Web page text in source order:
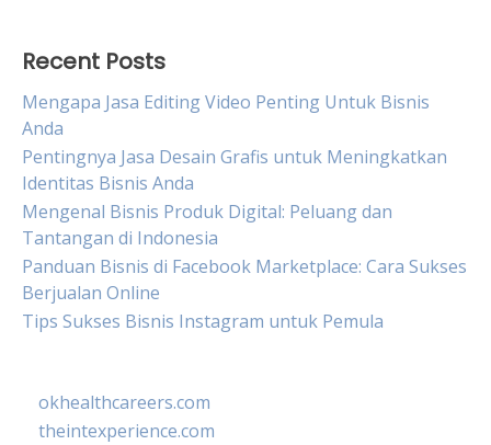
Recent Posts
Mengapa Jasa Editing Video Penting Untuk Bisnis
Anda
Pentingnya Jasa Desain Grafis untuk Meningkatkan
Identitas Bisnis Anda
Mengenal Bisnis Produk Digital: Peluang dan
Tantangan di Indonesia
Panduan Bisnis di Facebook Marketplace: Cara Sukses
Berjualan Online
Tips Sukses Bisnis Instagram untuk Pemula
okhealthcareers.com
theintexperience.com